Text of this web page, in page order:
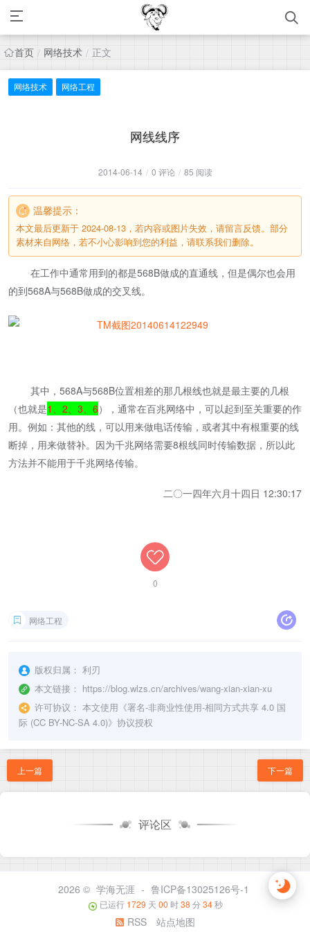
首页 / 网络技术 / 正文
网络技术 网络工程
网线线序
2014-06-14 / 0 评论 / 85 阅读
温馨提示：
本文最后更新于 2024-08-13，若内容或图片失效，请留言反馈。部分
素材来自网络，若不小心影响到您的利益，请联系我们删除。
在工作中通常用到的都是568B做成的直通线，但是偶尔也会用
的到568A与568B做成的交叉线。
其中，568A与568B位置相差的那几根线也就是最主要的几根
（也就是1、2、3、6），通常在百兆网络中，可以起到至关重要的作
用。例如：其他的线，可以用来做电话传输，或者其中有根重要的线
断掉，用来做替补。因为千兆网络需要8根线同时传输数据，所以此
方法并不能用于千兆网络传输。
二〇一四年六月十四日 12:30:17
0
网络工程
版权归属： 利刃
本文链接： https://blog.wlzs.cn/archives/wang-xian-xian-xu
许可协议： 本文使用《署名-非商业性使用-相同方式共享 4.0 国
际 (CC BY-NC-SA 4.0)》协议授权
上一篇 下一篇
评论区
2026 © 学海无涯 - 鲁ICP备13025126号-1
已运行 1729 天 00 时38 分 34秒
RSS 站点地图